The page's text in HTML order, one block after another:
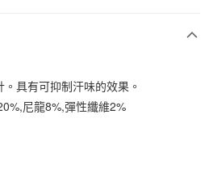
具有可抑制汗味的效果。
尼龍8%,彈性纖維2%